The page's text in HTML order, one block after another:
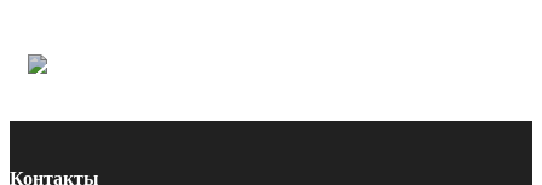
Контакты